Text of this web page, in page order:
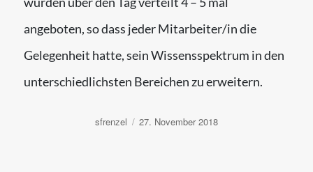
angeboten, so dass jeder Mitarbeiter/in die
Gelegenheit hatte, sein Wissensspektrum in den
unterschiedlichsten Bereichen zu erweitern.
Autor
sfrenzel
Veröffentlicht
27. November 2018